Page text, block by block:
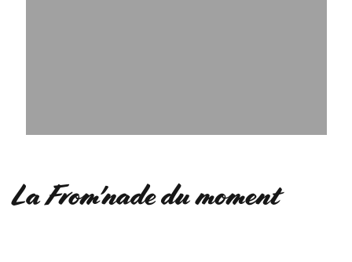
La From'nade du moment